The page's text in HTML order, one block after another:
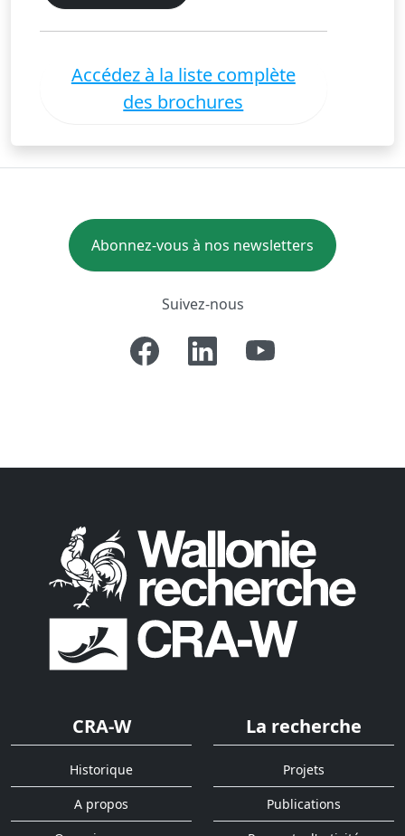
Accédez à la liste complète
des brochures
Abonnez-vous à nos newsletters
Suivez-nous
CRA-W
Historique
A propos
La recherche
Projets
Publications